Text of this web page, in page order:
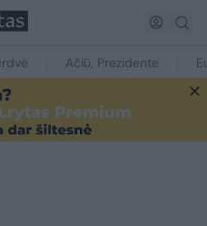
Ačiū, Prezidente